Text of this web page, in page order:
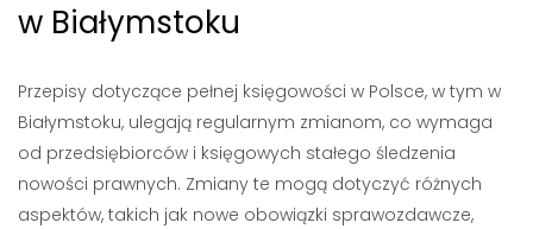
w Białymstoku
Przepisy dotyczące pełnej księgowości w Polsce, w tym w
Białymstoku, ulegają regularnym zmianom, co wymaga
od przedsiębiorców i księgowych stałego śledzenia
nowości prawnych. Zmiany te mogą dotyczyć różnych
aspektów, takich jak nowe obowiązki sprawozdawcze,